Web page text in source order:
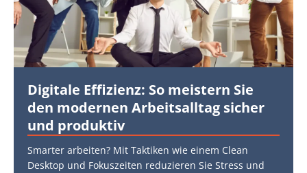
Digitale Effizienz: So meistern Sie
den modernen Arbeitsalltag sicher
und produktiv
Smarter arbeiten? Mit Taktiken wie einem Clean
Desktop und Fokuszeiten reduzieren Sie Stress und